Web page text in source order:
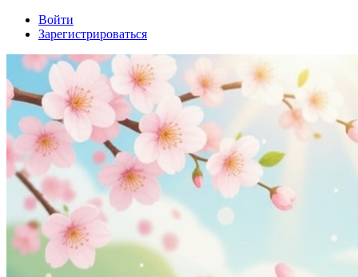
Войти
Зарегистрироваться